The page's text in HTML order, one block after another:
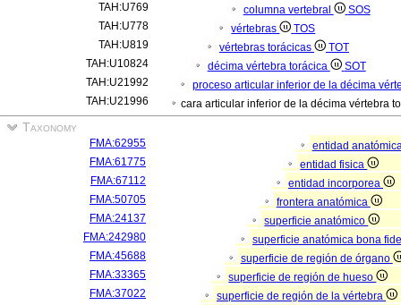
TAH:U769
columna vertebral
SOS
TAH:U778
vértebras
TOS
TAH:U819
vértebras torácicas
TOT
TAH:U10824
décima vértebra torácica
SOT
TAH:U21992
proceso articular inferior de la décima
TAH:U21996
cara articular inferior de la décima vértebra
Taxonomy
FMA:62955
entidad
FMA:61775
entidad fisica
FMA:67112
entidad incorporea
FMA:50705
frontera anatómica
FMA:24137
superficie anatómico
FMA:242980
superficie anatómica bona fide
FMA:45688
superficie de región de órgano
FMA:33365
superficie de región de hueso
FMA:37022
superficie de región de la vértebra